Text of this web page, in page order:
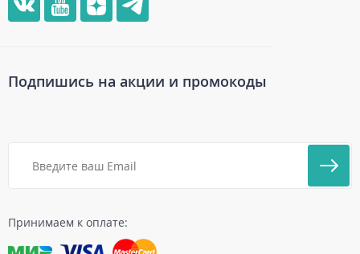
Принимаем к оплате:
Подпишись на акции и промокоды